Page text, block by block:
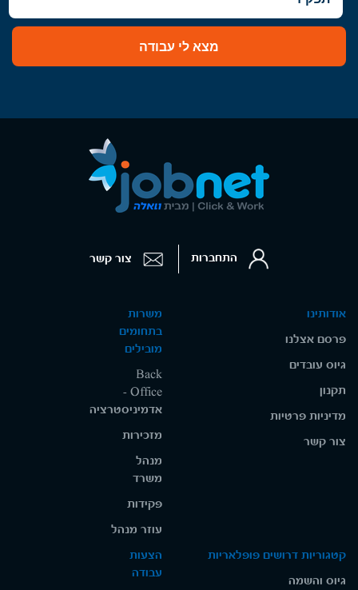
מצא לי עבודה
אודותינו
פרסם אצלנו
גיוס עובדים
תקנון
מדיניות פרטיות
צור קשר
משרות
בתחומים
מובילים
Back
Office -
אדמיניסטרציה
מזכירות
מנהל
משרד
פקידות
עוזר מנהל
קטגוריות דרושים פופלאריות
גיוס והשמה
הצעות
עבודה